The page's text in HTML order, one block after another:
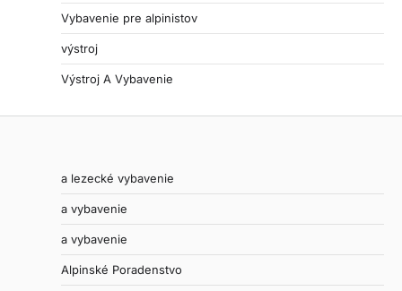
Vybavenie pre alpinistov
výstroj
Výstroj A Vybavenie
a lezecké vybavenie
a vybavenie
a vybavenie
Alpinské Poradenstvo